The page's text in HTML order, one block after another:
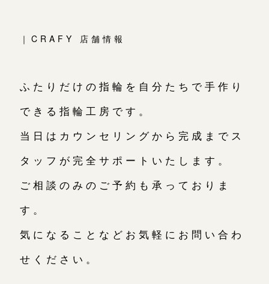
｜CRAFY 店舗情報
ふたりだけの指輪を自分たちで手作り
できる指輪工房です。
当日はカウンセリングから完成までス
タッフが完全サポートいたします。
ご相談のみのご予約も承っておりま
す。
気になることなどお気軽にお問い合わ
せください。